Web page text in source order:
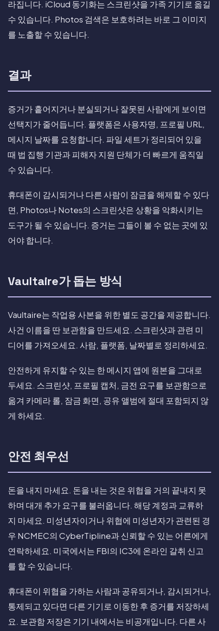
라집니다. iCloud 동기화는 스크린샷을 가족 기기로 옮길
수 있습니다. Photos 검색은 보호하려는 바로 그 이미지
를 노출할 수 있습니다.
결과
증거가 흩어지거나 분실되거나 잘못된 사람에게 보이면
선택지가 줄어듭니다. 플랫폼은 사용자명, 프로필 URL,
메시지 날짜를 요청합니다. 파일 세트가 정리되어 있을
때 법 집행 기관과 피해자 지원 단체가 더 빠르게 움직일
수 있습니다.
휴대폰이 감시되거나 다른 사람이 잠금을 해제할 수 있다
면, Photos나 Notes의 스크린샷은 상황을 악화시키는
도구가 될 수 있습니다. 증거는 그들이 볼 수 없는 곳에 있
어야 합니다.
Vaultaire가 돕는 방식
Vaultaire는 작업용 사본을 위한 별도 공간을 제공합니다.
사건 이름을 딴 보관함을 만드세요. 스크린샷과 관련 미
디어를 가져오세요. 사람, 플랫폼, 날짜별로 정리하세요.
안전하게 유지할 수 있는 한 메시지 앱에 원본을 그대로
두세요. 스크린샷, 프로필 캡처, 금전 요구를 보관함으로
옮겨 카메라 롤, 잠금 화면, 공유 앨범에 절대 포함되지 않
게 하세요.
안전 최우선
돈을 내지 마세요. 돈을 내는 것은 위협을 거의 끝내지 못
하며 대개 추가 요구를 불러옵니다. 해당 계정과 교류하
지 마세요. 미성년자이거나 위협에 미성년자가 관련된 경
우 NCMEC의 CyberTipline과 신뢰할 수 있는 어른에게
연락하세요. 미국에서는 FBI의 IC3에 온라인 갈취 신고
를 할 수 있습니다.
휴대폰이 위협을 가하는 사람과 공유되거나, 감시되거나,
통제되고 있다면 다른 기기로 이동한 후 증거를 저장하세
요. 보관함 저장은 기기 내에서는 비공개입니다. 다른 사